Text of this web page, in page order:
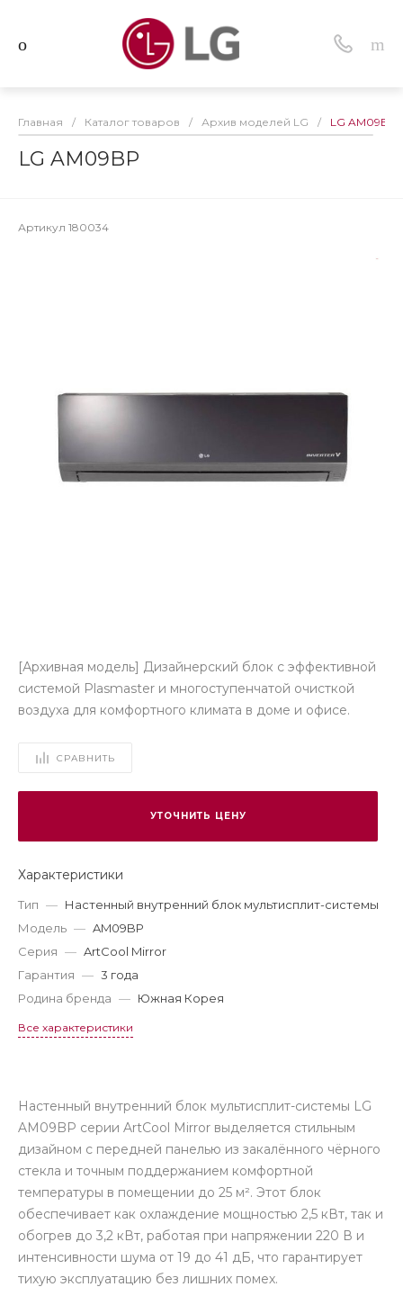
Главная / Каталог товаров / Архив моделей LG / LG AM09BP
LG AM09BP
Артикул 180034
[Архивная модель] Дизайнерский блок с эффективной
системой Plasmaster и многоступенчатой очисткой
воздуха для комфортного климата в доме и офисе.
СРАВНИТЬ
УТОЧНИТЬ ЦЕНУ
Характеристики
Тип — Настенный внутренний блок мультисплит-системы
Модель — AM09BP
Серия — ArtCool Mirror
Гарантия — 3 года
Родина бренда — Южная Корея
Все характеристики
Настенный внутренний блок мультисплит-системы LG
AM09BP серии ArtCool Mirror выделяется стильным
дизайном с передней панелью из закалённого чёрного
стекла и точным поддержанием комфортной
температуры в помещении до 25 м². Этот блок
обеспечивает как охлаждение мощностью 2,5 кВт, так и
обогрев до 3,2 кВт, работая при напряжении 220 В и
интенсивности шума от 19 до 41 дБ, что гарантирует
тихую эксплуатацию без лишних помех.